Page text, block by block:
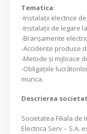
Tematica:
-Instalații electrice
-Instalații de legare
-Branșamente
-Accidente produse
-Metode și mijloace
-Obligațiile
munca.
Descrierea
Societatea Filiala de
Electrica Serv – S.A.